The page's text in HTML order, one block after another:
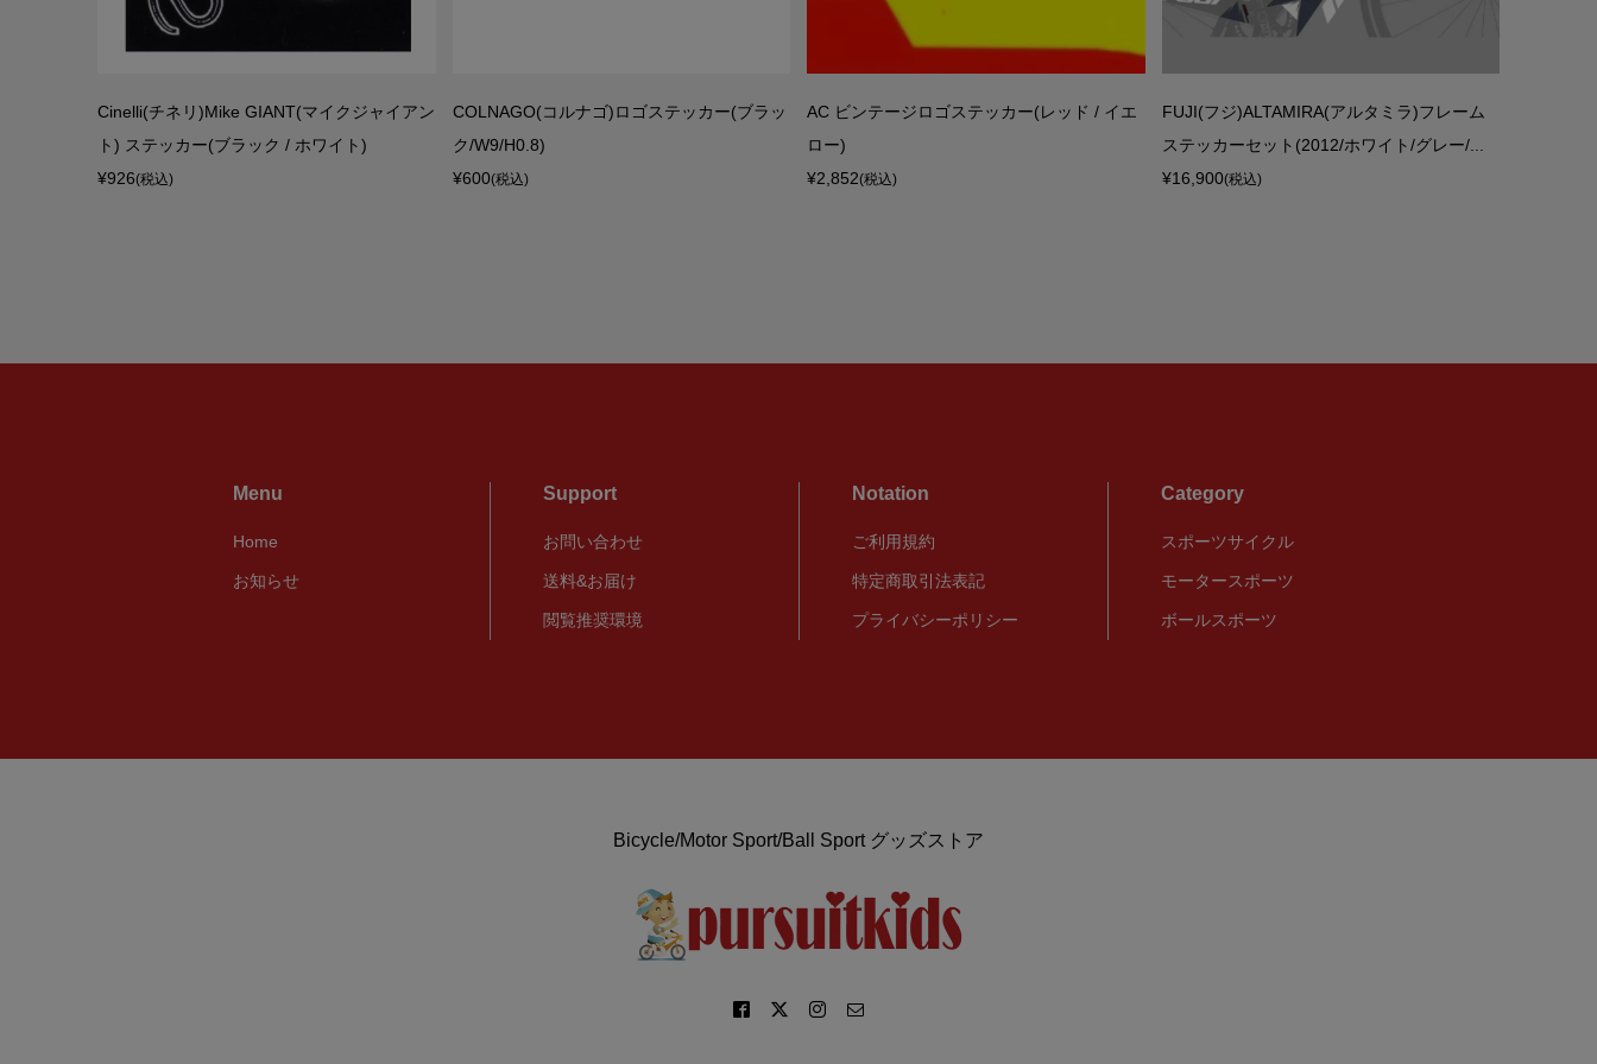
Cinelli(チネリ)Mike GIANT(マイクジャイアン
ト) ステッカー(ブラック / ホワイト)
¥926(税込)
COLNAGO(コルナゴ)ロゴステッカー(ブラッ
ク/W9/H0.8)
¥600(税込)
AC ビンテージロゴステッカー(レッド / イエ
ロー)
¥2,852(税込)
FUJI(フジ)ALTAMIRA(アルタミラ)フレーム
ステッカーセット(2012/ホワイト/グレー/...
¥16,900(税込)
Menu
Home
お知らせ
Support
お問い合わせ
送料&お届け
閲覧推奨環境
Notation
ご利用規約
特定商取引法表記
プライバシーポリシー
Category
スポーツサイクル
モータースポーツ
ボールスポーツ
Bicycle/Motor Sport/Ball Sport グッズストア